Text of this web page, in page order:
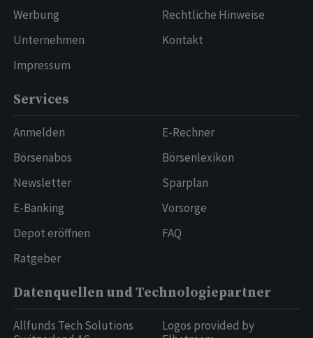
Werbung
Unternehmen
Impressum
Rechtliche Hinweise
Kontakt
Services
Anmelden
Börsenabos
Newsletter
E-Banking
Depot eröffnen
Ratgeber
E-Rechner
Börsenlexikon
Sparplan
Vorsorge
FAQ
Datenquellen und Technologiepartner
Allfunds Tech Solutions
Logos provided by